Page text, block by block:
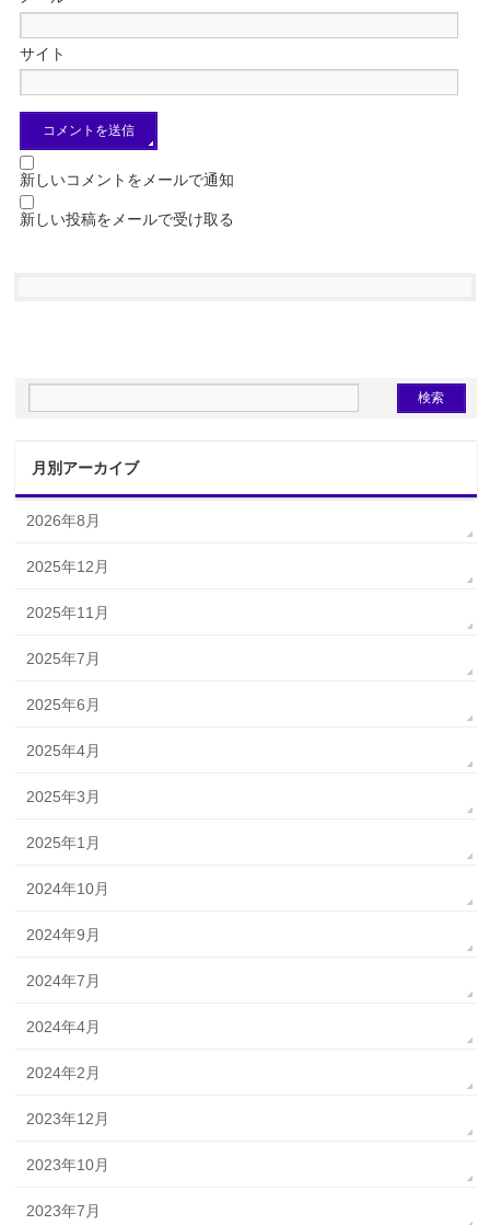
サイト
新しいコメントをメールで通知
新しい投稿をメールで受け取る
月別アーカイブ
2026年8月
2025年12月
2025年11月
2025年7月
2025年6月
2025年4月
2025年3月
2025年1月
2024年10月
2024年9月
2024年7月
2024年4月
2024年2月
2023年12月
2023年10月
2023年7月